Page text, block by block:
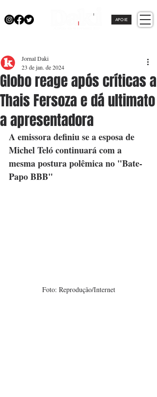
APOIE
Globo reage após críticas a
Thais Fersoza e dá ultimato
a apresentadora
Jornal Daki
23 de jan. de 2024
A emissora definiu se a esposa de
Michel Teló continuará com a
mesma postura polêmica no "Bate-
Papo BBB"
Foto: Reprodução/Internet